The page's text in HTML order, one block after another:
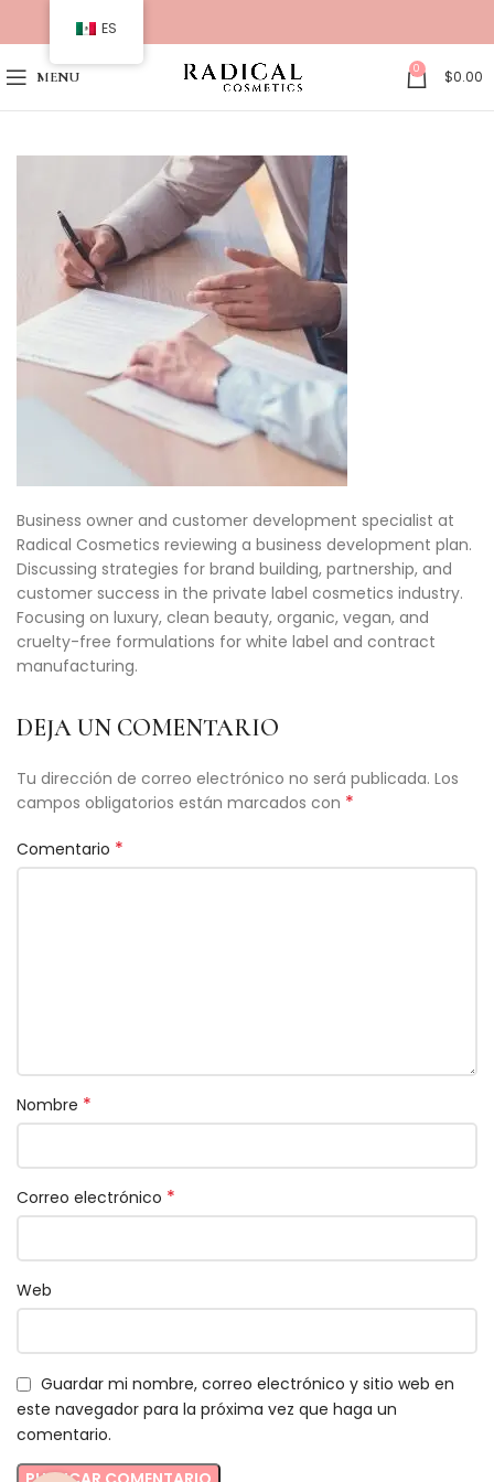
MENU 0 $0.00
Business owner and customer development specialist at
Radical Cosmetics reviewing a business development plan.
Discussing strategies for brand building, partnership, and
customer success in the private label cosmetics industry.
Focusing on luxury, clean beauty, organic, vegan, and
cruelty-free formulations for white label and contract
manufacturing.
DEJA UN COMENTARIO
Tu dirección de correo electrónico no será publicada. Los
campos obligatorios están marcados con *
Comentario *
Nombre *
Correo electrónico *
Web
Guardar mi nombre, correo electrónico y sitio web en
este navegador para la próxima vez que haga un
comentario.
ES